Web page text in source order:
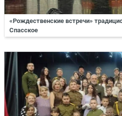
«Рождественские встречи»
Спасское